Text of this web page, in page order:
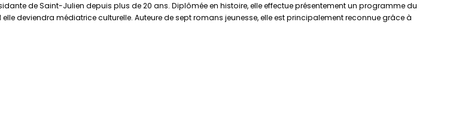
de Saint-Julien depuis plus de 20 ans. Diplômée en histoire, elle effectue présentement un programme du
deviendra médiatrice culturelle. Auteure de sept romans jeunesse, elle est principalement reconnue grâce à